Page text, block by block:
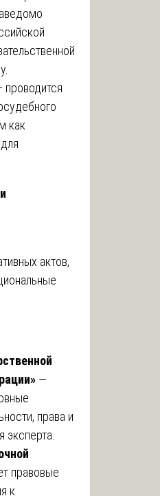
проводится
как
актов,
—
права и
эксперта.
правовые
к